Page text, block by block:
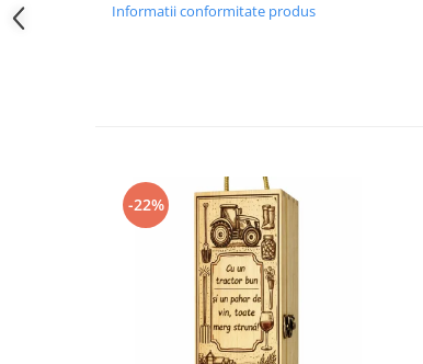
Informatii conformitate produs
-22%